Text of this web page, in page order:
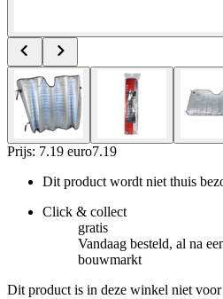
Prijs: 7.19 euro7.19
Dit product wordt niet thuis
Click & collect
gratis
Vandaag besteld, al na
bouwmarkt
Dit product is in deze winkel niet